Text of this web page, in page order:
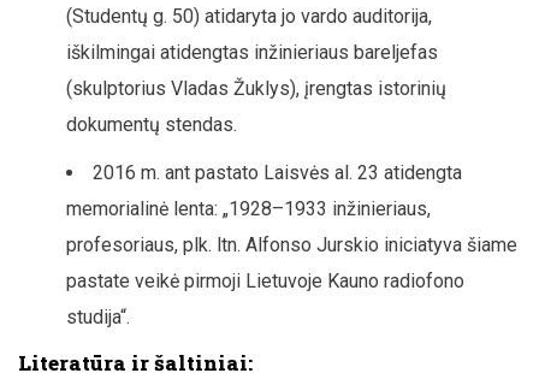
(Studentų g. 50) atidaryta jo vardo auditorija,
iškilmingai atidengtas inžinieriaus bareljefas
(skulptorius Vladas Žuklys), įrengtas istorinių
dokumentų stendas.
2016 m. ant pastato Laisvės al. 23 atidengta
memorialinė lenta: „1928–1933 inžinieriaus,
profesoriaus, plk. ltn. Alfonso Jurskio iniciatyva šiame
pastate veikė pirmoji Lietuvoje Kauno radiofono
studija“.
Literatūra ir šaltiniai: